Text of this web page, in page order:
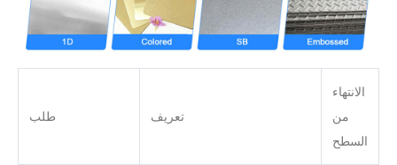
الانتهاء
من
السطح
تعريف طلب